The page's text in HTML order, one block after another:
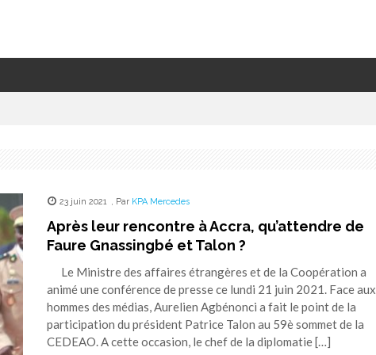
23 juin 2021 , Par KPA Mercedes
Après leur rencontre à Accra, qu’attendre de
Faure Gnassingbé et Talon ?
Le Ministre des affaires étrangères et de la Coopération a
animé une conférence de presse ce lundi 21 juin 2021. Face aux
hommes des médias, Aurelien Agbénonci a fait le point de la
participation du président Patrice Talon au 59è sommet de la
CEDEAO. A cette occasion, le chef de la diplomatie […]